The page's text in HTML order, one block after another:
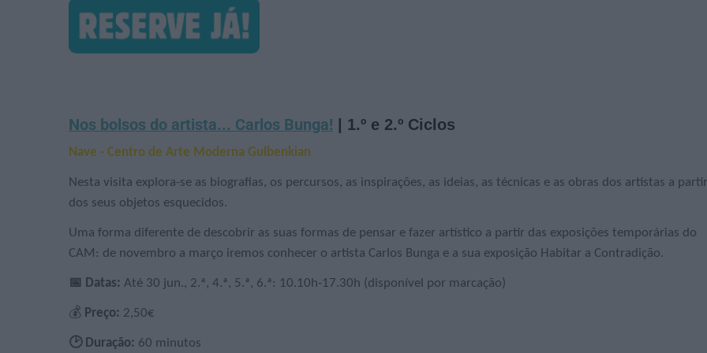
Nos bolsos do artista... Carlos Bunga! | 1.º e 2.º Ciclos
Nave - Centro de Arte Moderna Gulbenkian
Nesta visita explora-se as biografias, os percursos, as inspirações, as ideias, as técnicas e as obras dos artistas a partir
dos seus objetos esquecidos.
Uma forma diferente de descobrir as suas formas de pensar e fazer artístico a partir das exposições temporárias do
CAM: de novembro a março iremos conhecer o artista Carlos Bunga e a sua exposição Habitar a Contradição.
📅 Datas: Até 30 jun., 2.ª, 4.ª, 5.ª, 6.ª: 10.10h-17.30h (disponível por marcação)
💰 Preço: 2,50€
🕑 Duração: 60 minutos